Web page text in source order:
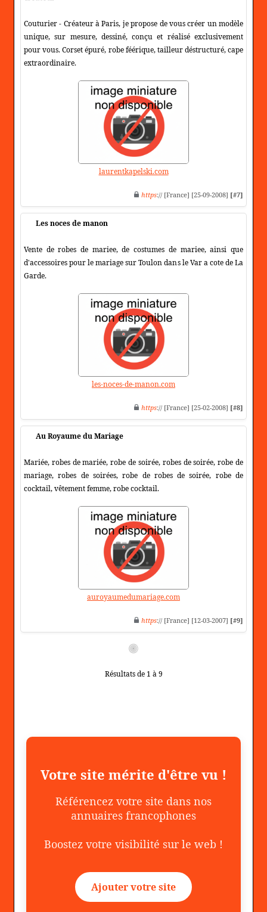
Couturier - Créateur à Paris, je propose de vous créer un modèle
unique, sur mesure, dessiné, conçu et réalisé exclusivement
pour vous. Corset épuré, robe féérique, tailleur déstructuré, cape
extraordinaire.
laurentkapelski.com
https:// [France] [25-09-2008] [#7]
Les noces de manon
Vente de robes de mariee, de costumes de mariee, ainsi que
d'accessoires pour le mariage sur Toulon dans le Var a cote de La
Garde.
les-noces-de-manon.com
https:// [France] [25-02-2008] [#8]
Au Royaume du Mariage
Mariée, robes de mariée, robe de soirée, robes de soirée, robe de
mariage, robes de soirées, robe de robes de soirée, robe de
cocktail, vêtement femme, robe cocktail.
auroyaumedumariage.com
https:// [France] [12-03-2007] [#9]
Résultats de 1 à 9
Votre site mérite d'être vu !
Référencez votre site dans nos
annuaires francophones
Boostez votre visibilité sur le web !
Ajouter votre site